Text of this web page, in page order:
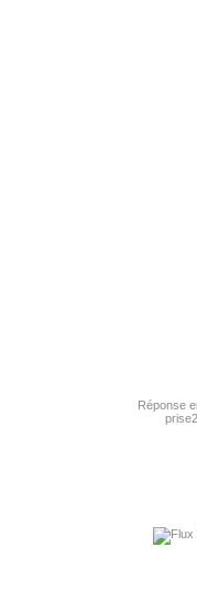
Réponse